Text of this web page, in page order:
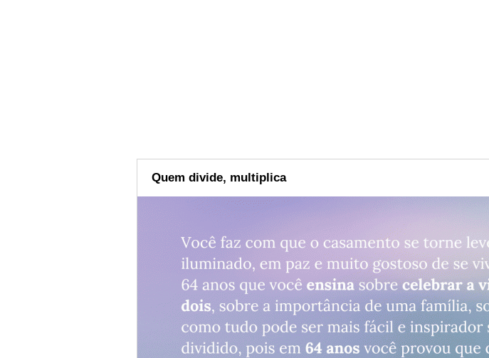
Quem divide, multiplica